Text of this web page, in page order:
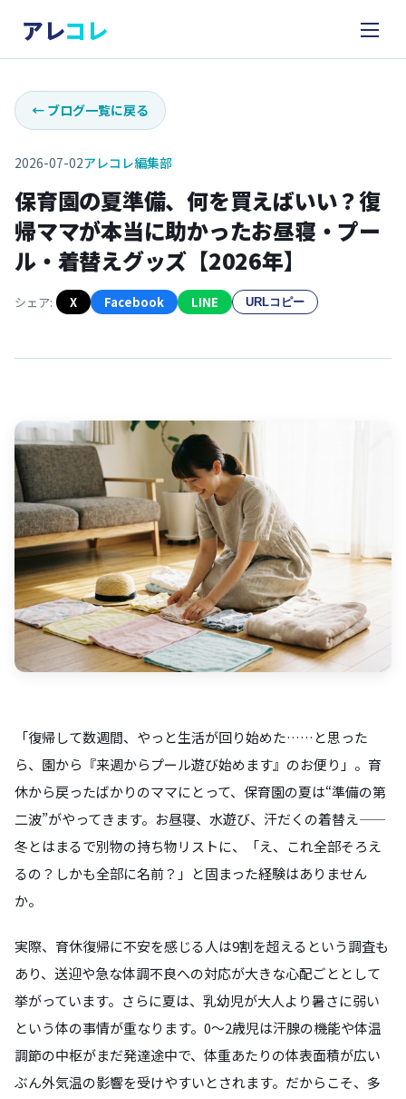
アレコレ
← ブログ一覧に戻る
2026-07-02アレコレ編集部
保育園の夏準備、何を買えばいい？復
帰ママが本当に助かったお昼寝・プー
ル・着替えグッズ【2026年】
シェア: X Facebook LINE URLコピー
「復帰して数週間、やっと生活が回り始めた……と思った
ら、園から『来週からプール遊び始めます』のお便り」。育
休から戻ったばかりのママにとって、保育園の夏は“準備の第
二波”がやってきます。お昼寝、水遊び、汗だくの着替え——
冬とはまるで別物の持ち物リストに、「え、これ全部そろえ
るの？しかも全部に名前？」と固まった経験はありません
か。
実際、育休復帰に不安を感じる人は9割を超えるという調査も
あり、送迎や急な体調不良への対応が大きな心配ごととして
挙がっています。さらに夏は、乳幼児が大人より暑さに弱い
という体の事情が重なります。0〜2歳児は汗腺の機能や体温
調節の中枢がまだ発達途中で、体重あたりの体表面積が広い
ぶん外気温の影響を受けやすいとされます。だからこそ、多